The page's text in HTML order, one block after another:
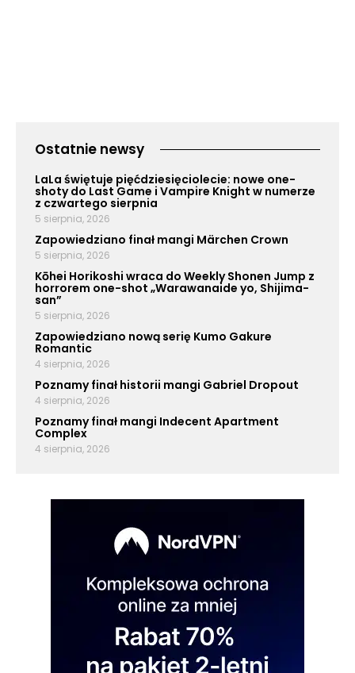
Ostatnie newsy
LaLa świętuje pięćdziesięciolecie: nowe one-
shoty do Last Game i Vampire Knight w numerze
z czwartego sierpnia
5 sierpnia, 2026
Zapowiedziano finał mangi Märchen Crown
5 sierpnia, 2026
Kōhei Horikoshi wraca do Weekly Shonen Jump z
horrorem one-shot „Warawanaide yo, Shijima-
san”
5 sierpnia, 2026
Zapowiedziano nową serię Kumo Gakure
Romantic
4 sierpnia, 2026
Poznamy finał historii mangi Gabriel Dropout
4 sierpnia, 2026
Poznamy finał mangi Indecent Apartment
Complex
4 sierpnia, 2026